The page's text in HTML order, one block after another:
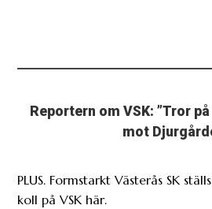
Reportern om VSK: ”Tror
mot
PLUS. Formstarkt Västerås SK
koll på VSK här.